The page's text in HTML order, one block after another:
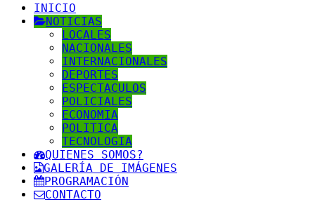
INICIO
NOTICIAS
LOCALES
NACIONALES
INTERNACIONALES
DEPORTES
ESPECTACULOS
POLICIALES
ECONOMIA
POLITICA
TECNOLOGIA
QUIENES SOMOS?
GALERÍA DE IMÁGENES
PROGRAMACIÓN
CONTACTO